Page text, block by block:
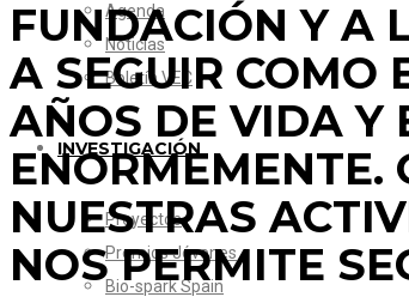
Agenda
Noticias
Boletín VEC
INVESTIGACIÓN
Proyectos
Premios Jóvenes
Bio-spark Spain
FUNDACIÓN Y A
A SEGUIR COMO
AÑOS DE VIDA Y
ENORMEMENTE.
NUESTRAS
NOS PERMITE